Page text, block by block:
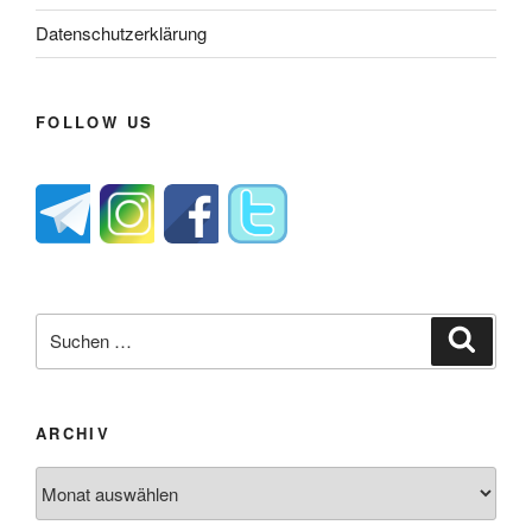
Datenschutzerklärung
FOLLOW US
nach:
ARCHIV